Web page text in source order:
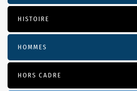
HISTOIRE
HOMMES
HORS CADRE